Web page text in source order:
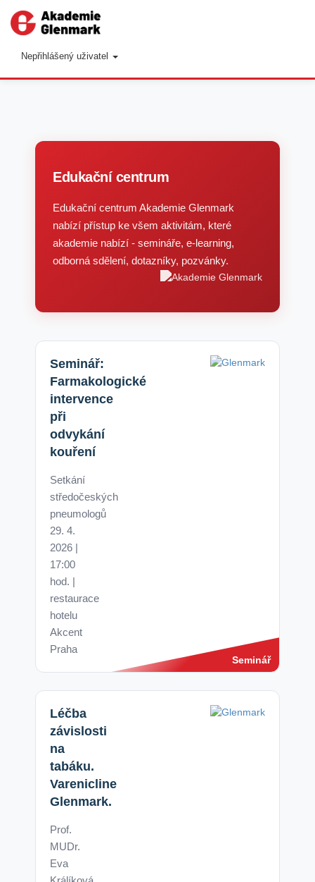
Nepřihlášený uživatel
Edukační centrum
Edukační centrum Akademie Glenmark
nabízí přístup ke všem aktivitám, které
akademie nabízí - semináře, e-learning,
odborná sdělení, dotazníky, pozvánky.
Seminář:
Farmakologické
intervence
při
odvykání
kouření
Setkání
středočeských
pneumologů
29. 4.
2026 |
17:00
hod. |
restaurace
hotelu
Akcent
Praha
Seminář
Léčba
závislosti
na
tabáku.
Varenicline
Glenmark.
Prof.
MUDr.
Eva